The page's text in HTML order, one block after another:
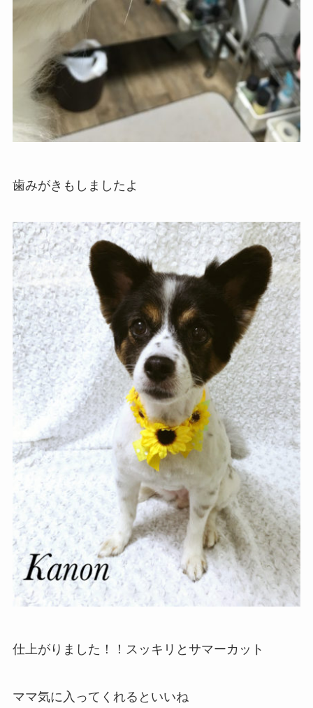
歯みがきもしましたよ
仕上がりました！！スッキリとサマーカット
ママ気に入ってくれるといいね